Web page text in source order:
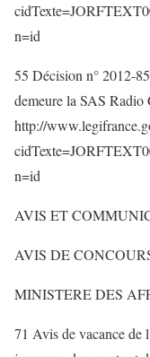
n=id
55 Décision n° 2012-
demeure la SAS
http://
n=id
AVIS ET
AVIS DE
MINISTERE DES
71 Avis de vacance de